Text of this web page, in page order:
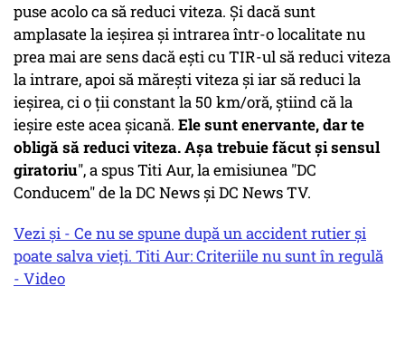
puse acolo ca să reduci viteza. Și dacă sunt
amplasate la ieșirea și intrarea într-o localitate nu
prea mai are sens dacă ești cu TIR-ul să reduci viteza
la intrare, apoi să mărești viteza și iar să reduci la
ieșirea, ci o ții constant la 50 km/oră, știind că la
ieșire este acea șicană. Ele sunt enervante, dar te
obligă să reduci viteza. Așa trebuie făcut și sensul
giratoriu", a spus Titi Aur, la emisiunea "DC
Conducem" de la DC News și DC News TV.
Vezi și - Ce nu se spune după un accident rutier și
poate salva vieți. Titi Aur: Criteriile nu sunt în regulă
- Video